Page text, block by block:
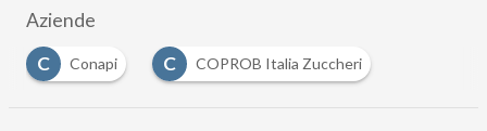
Aziende
C
Conapi C COPROB Italia Zuccheri